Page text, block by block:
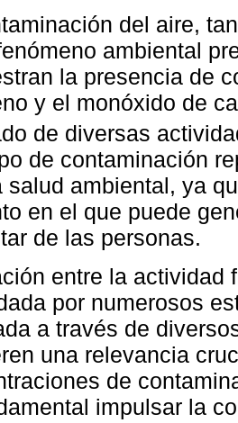
del aire,
ambiental
la presencia de
y el monóxido de
de diversas
de contaminación
salud ambiental, ya
en el que puede
de las personas.
entre la actividad
por numerosos
a través de
una relevancia
de
impulsar la